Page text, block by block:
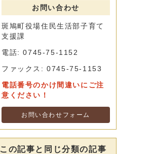
お問い合わせ
斑鳩町役場住民生活部子育て
支援課
電話: 0745-75-1152
ファックス: 0745-75-1153
電話番号のかけ間違いにご注
意ください！
お問い合わせフォーム
この記事と同じ分類の記事